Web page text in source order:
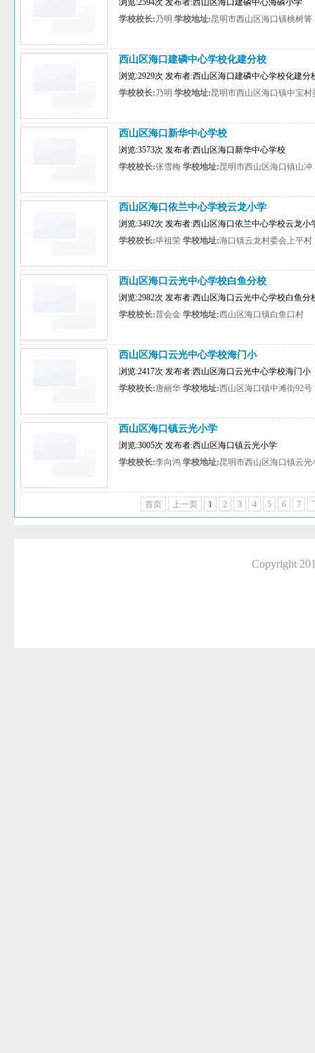
浏览:2594次 发布者:西山区海口建磷中心海磷小学
学校校长: 乃明 学校地址:昆明市西山区海口镇桃树箐
西山区海口建磷中心学校化建分校
浏览:2929次 发布者:西山区海口建磷中心学校化建分
学校校长: 乃明 学校地址:昆明市西山区海口镇中宝村
西山区海口新华中心学校
浏览:3573次 发布者:西山区海口新华中心学校
学校校长:张雪梅 学校地址:昆明市西山区海口镇山冲
西山区海口依兰中心学校云龙小学
浏览:3492次 发布者:西山区海口依兰中心学校云龙小
学校校长:毕祖荣 学校地址:海口镇云龙村委会上平村
西山区海口云光中心学校白鱼分校
浏览:2982次 发布者:西山区海口云光中心学校白鱼分
学校校长:普会金 学校地址:西山区海口镇白鱼口村
西山区海口云光中心学校海门小
浏览:2417次 发布者:西山区海口云光中心学校海门小
学校校长:唐丽华 学校地址:西山区海口镇中滩街92号
西山区海口镇云光小学
浏览:3005次 发布者:西山区海口镇云光小学
学校校长:李向鸿 学校地址:昆明市西山区海口镇云光
首页 上一页 1 2 3 4 5 6 7
Copyright